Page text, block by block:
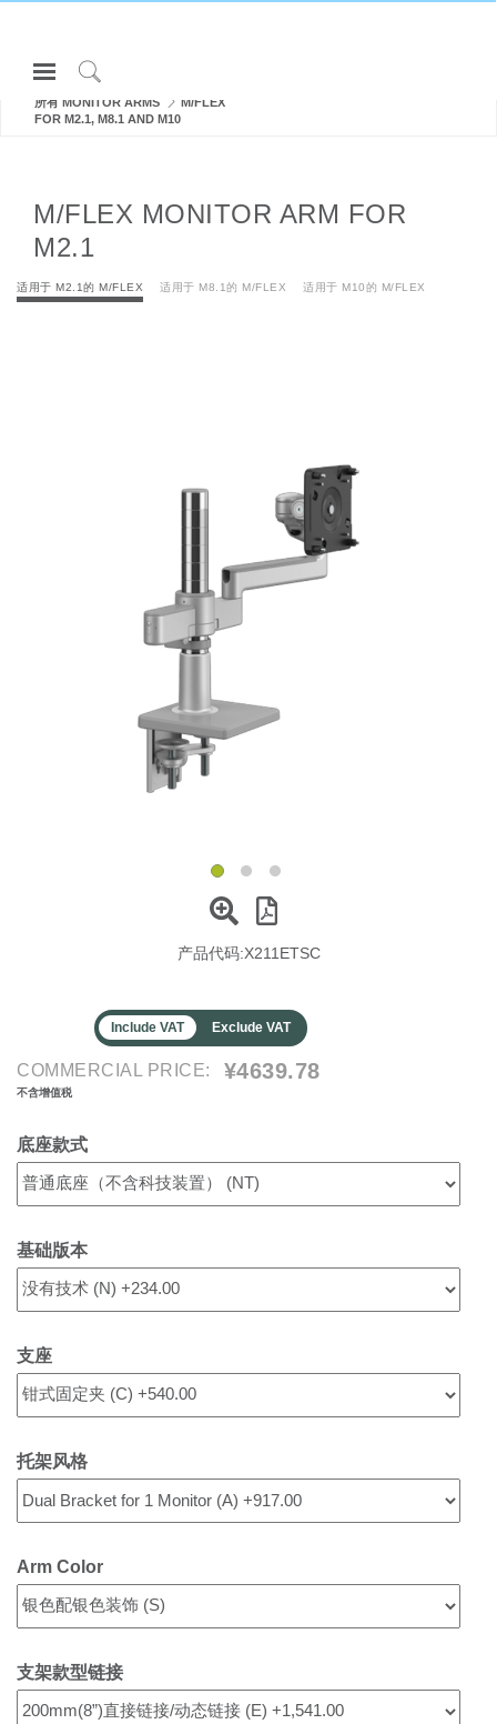
Open
Navigation
Menuto
Search
登录或注册
人体工程学
资料库
关于
Instagram
Opens
Humanscale
Blog
Opens
Pinterest
Opens
to
YouTube
Opens
WeChat
Opens
to
Weibo
所有 MONITOR ARMS
M/FLEX
FOR M2.1, M8.1 AND M10
M/FLEX MONITOR ARM FOR
M2.1
适用于 M2.1的 M/FLEX 适用于 M8.1的 M/FLEX 适用于 M10的 M/FLEX
产品代码:X211ETSC
Include VAT Exclude VAT
COMMERCIAL PRICE: ¥4639.78
不含增值税
底座款式
基础版本
支座
托架风格
Arm Color
支架款型链接